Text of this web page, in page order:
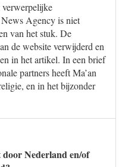
News Agency is niet
van het stuk. De
de website verwijderd en
in het artikel. In een brief
partners heeft Ma’an
en in het bijzonder
Nederland en/of